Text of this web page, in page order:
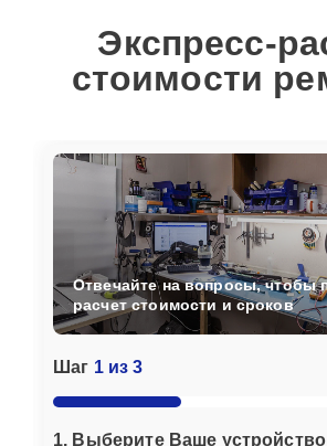
Экспресс-
стоимости
Шаг 1 из 3
1. Выберите Ваше устройство
Отвечайте на вопросы, чтобы
расчет стоимости и сроков